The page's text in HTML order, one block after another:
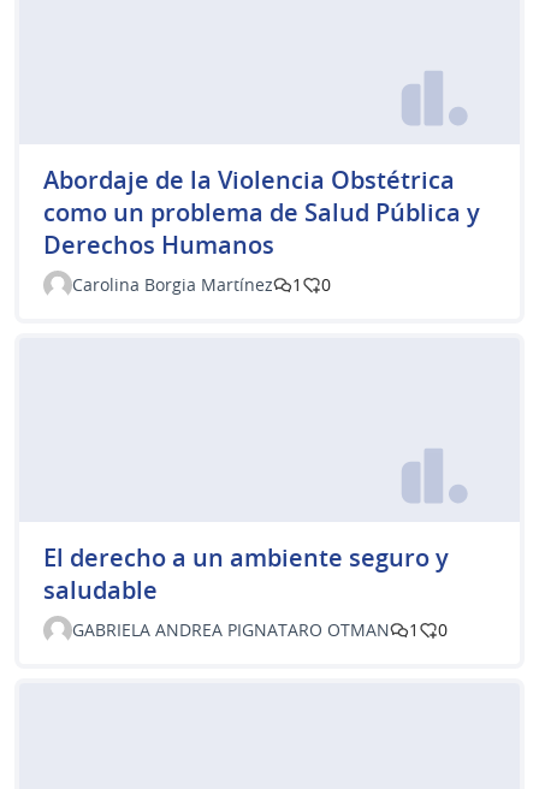
Abordaje de la Violencia Obstétrica
como un problema de Salud Pública y
Derechos Humanos
Carolina Borgia Martínez 1 0
El derecho a un ambiente seguro y
saludable
GABRIELA ANDREA PIGNATARO OTMAN 1 0